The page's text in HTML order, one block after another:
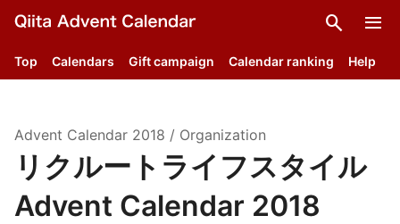
search menu
Top Calendars Gift campaign Calendar ranking Help
Advent Calendar 2018 / Organization
リクルートライフスタイル
Advent Calendar 2018